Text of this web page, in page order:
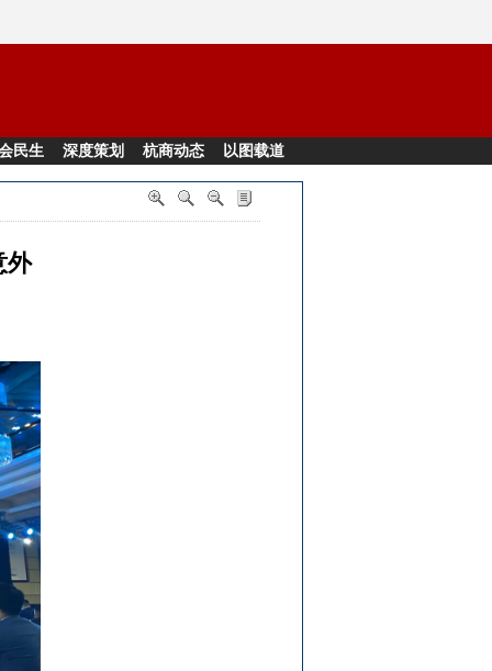
民生 深度策划 杭商动态 以图载道
外